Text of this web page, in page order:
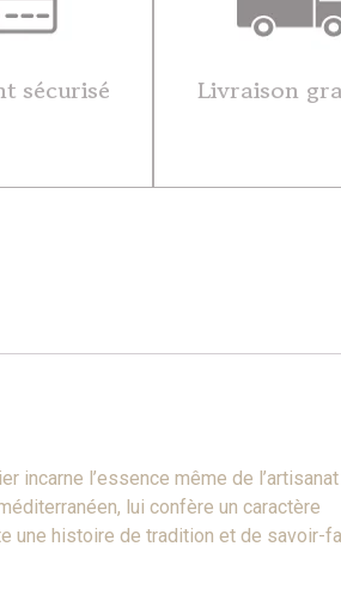
sécurisé Livraison
incarne l’essence même de l’artisanat
lui confère un caractère
une histoire de tradition et de savoir-